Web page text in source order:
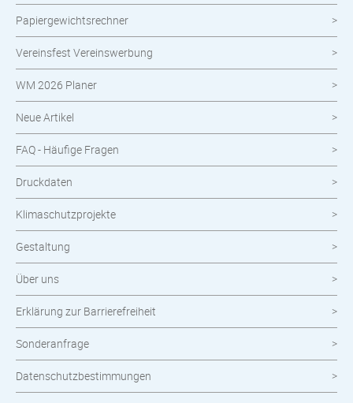
Wahlen
Neuheiten im Shop
Papiergewichtsrechner
Vereinsfest Vereinswerbung
WM 2026 Planer
Neue Artikel
FAQ - Häufige Fragen
Druckdaten
Klimaschutzprojekte
Gestaltung
Über uns
Erklärung zur Barrierefreiheit
Sonderanfrage
Datenschutzbestimmungen